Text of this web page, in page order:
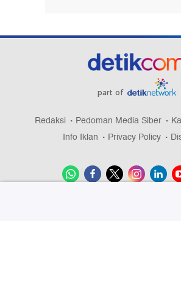
part of
Redaksi Pedoman Media Siber
Info Iklan
Privacy Policy